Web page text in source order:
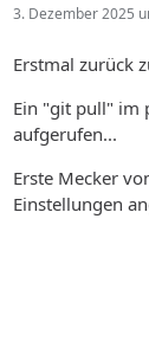
3. Dezember 2025
Erstmal zurück
Ein "git pull" im
aufgerufen...
Erste Mecker
Einstellungen